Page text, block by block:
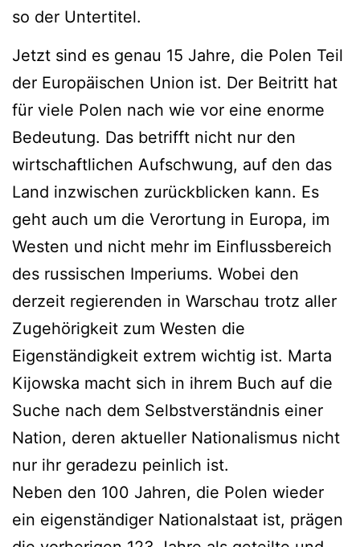
so der Untertitel.
Jetzt sind es genau 15 Jahre, die Polen Teil
der Europäischen Union ist. Der Beitritt hat
für viele Polen nach wie vor eine enorme
Bedeutung. Das betrifft nicht nur den
wirtschaftlichen Aufschwung, auf den das
Land inzwischen zurückblicken kann. Es
geht auch um die Verortung in Europa, im
Westen und nicht mehr im Einflussbereich
des russischen Imperiums. Wobei den
derzeit regierenden in Warschau trotz aller
Zugehörigkeit zum Westen die
Eigenständigkeit extrem wichtig ist. Marta
Kijowska macht sich in ihrem Buch auf die
Suche nach dem Selbstverständnis einer
Nation, deren aktueller Nationalismus nicht
nur ihr geradezu peinlich ist.
Neben den 100 Jahren, die Polen wieder
ein eigenständiger Nationalstaat ist, prägen